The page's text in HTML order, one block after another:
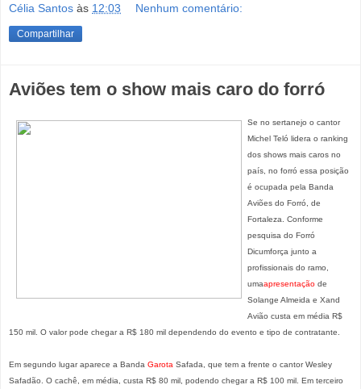
Célia Santos às 12:03 Nenhum comentário:
Compartilhar
Aviões tem o show mais caro do forró
Se no sertanejo o cantor
Michel Teló lidera o ranking
dos shows mais caros no
país, no forró essa posição
é ocupada pela Banda
Aviões do Forró, de
Fortaleza. Conforme
pesquisa do Forró
Dicumforça junto a
profissionais do ramo,
umaapresentaçãode
Solange Almeida e Xand
Avião custa em média R$
150 mil. O valor pode chegar a R$ 180 mil dependendo do evento e tipo de contratante.
Em segundo lugar aparece a Banda Garota Safada, que tem a frente o cantor Wesley
Safadão. O cachê, em média, custa R$ 80 mil, podendo chegar a R$ 100 mil. Em terceiro